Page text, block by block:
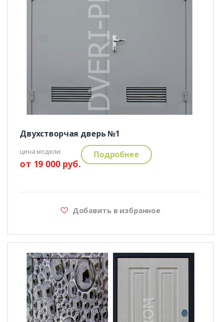
Двухстворчая дверь №1
цена модели:
от 19 000 руб.
Подробнее
Добавить в избранное